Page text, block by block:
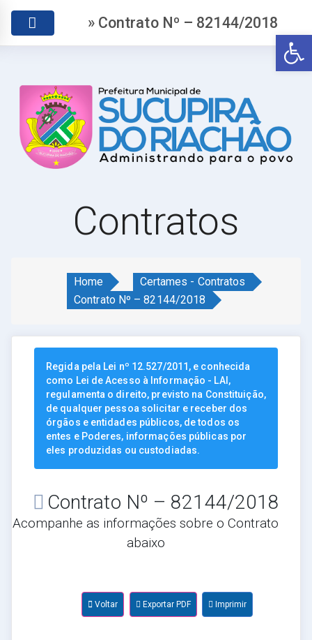
» Contrato Nº – 82144/2018
Contratos
Home
Certames - Contratos
Contrato Nº – 82144/2018
Regida pela Lei nº 12.527/2011, e conhecida
como Lei de Acesso à Informação - LAI,
regulamenta o direito, previsto na Constituição,
de qualquer pessoa solicitar e receber dos
órgãos e entidades públicos, de todos os
entes e Poderes, informações públicas por
eles produzidas ou custodiadas.
Contrato Nº – 82144/2018
Acompanhe as informações sobre o Contrato
abaixo
Voltar Exportar PDF Imprimir